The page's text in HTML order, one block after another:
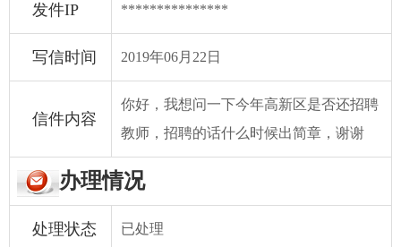
发件IP ***************
写信时间 2019年06月22日
信件内容
你好，我想问一下今年高新区是否还招聘
教师，招聘的话什么时候出简章，谢谢
办理情况
处理状态 已处理